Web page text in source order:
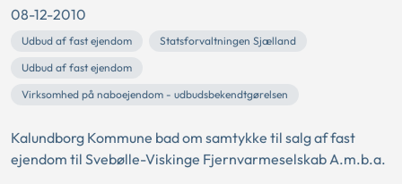
08-12-2010
Udbud af fast ejendom
Statsforvaltningen Sjælland
Udbud af fast ejendom
Virksomhed på naboejendom - udbudsbekendtgørelsen
Kalundborg Kommune bad om samtykke til salg af fast
ejendom til Svebølle-Viskinge Fjernvarmeselskab A.m.b.a.